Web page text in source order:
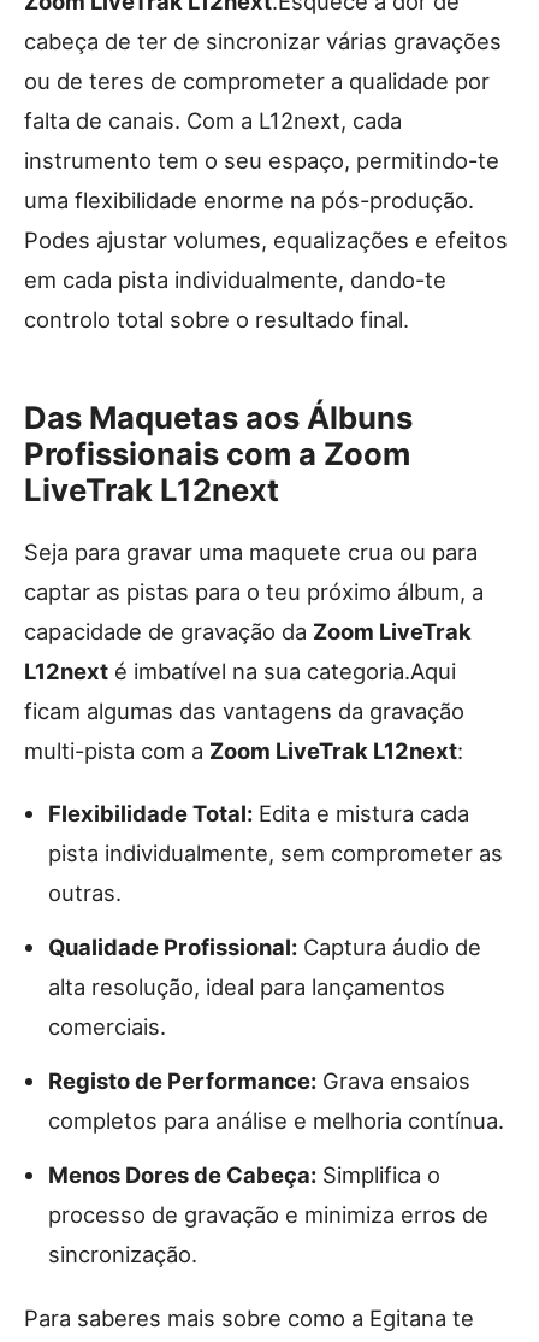
cabeça de ter de sincronizar várias gravações
ou de teres de comprometer a qualidade por
falta de canais. Com a L12next, cada
instrumento tem o seu espaço, permitindo-te
uma flexibilidade enorme na pós-produção.
Podes ajustar volumes, equalizações e efeitos
em cada pista individualmente, dando-te
controlo total sobre o resultado final.
Das Maquetas aos Álbuns
Profissionais com a Zoom
LiveTrak L12next
Seja para gravar uma maquete crua ou para
captar as pistas para o teu próximo álbum, a
capacidade de gravação da Zoom LiveTrak
L12next é imbatível na sua categoria.Aqui
ficam algumas das vantagens da gravação
multi-pista com a Zoom LiveTrak L12next:
Flexibilidade Total: Edita e mistura cada
pista individualmente, sem comprometer as
outras.
Qualidade Profissional: Captura áudio de
alta resolução, ideal para lançamentos
comerciais.
Registo de Performance: Grava ensaios
completos para análise e melhoria contínua.
Menos Dores de Cabeça: Simplifica o
processo de gravação e minimiza erros de
sincronização.
Para saberes mais sobre como a Egitana te